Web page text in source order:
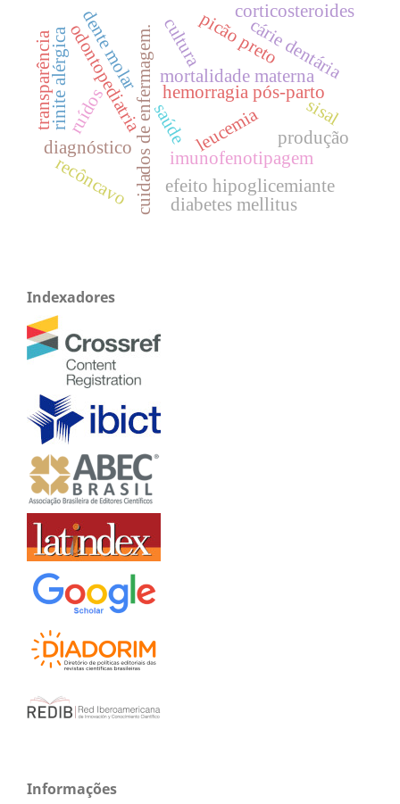
cuidados de enfermagem. mortalidade materna
hemorragia pós-parto
leucemia
imunofenotipagem
diagnóstico
odontopediatria cárie dentária
dente molar picão preto
efeito hipoglicemiante
diabetes mellitus
corticosteroides
rinite alérgica
produção
transparência
recôncavo
cultura
sisal
saúde
ruídos
Indexadores
Informações